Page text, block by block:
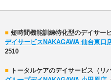
■ 短時間機能訓練特化型のデイサー
デイサービスNAKAGAWA 仙台東口
2510
■ トータルケアのデイサービス（リ